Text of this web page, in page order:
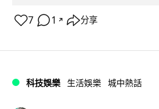
7 1 ↗ 分享
科技娛樂 生活娛樂 城中熱話